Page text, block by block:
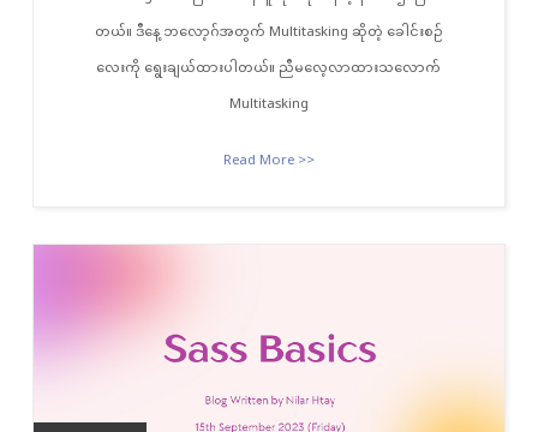
တယ်။ ဒီနေ့ ဘလော့ဂ်အတွက် Multitasking ဆိုတဲ့ ခေါင်းစဉ်
လေးကို ရွေးချယ်ထားပါတယ်။ ညီမလေ့လာထားသလောက်
Multitasking
Read More >>